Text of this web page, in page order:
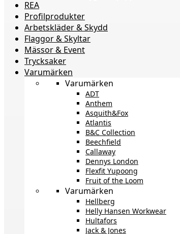
REA
Profilprodukter
Arbetskläder & Skydd
Flaggor & Skyltar
Mässor & Event
Trycksaker
Varumärken
Varumärken
ADT
Anthem
Asquith&Fox
Atlantis
B&C Collection
Beechfield
Callaway
Dennys London
Flexfit Yupoong
Fruit of the Loom
Varumärken
Hellberg
Helly Hansen Workwear
Hultafors
Jack & Jones